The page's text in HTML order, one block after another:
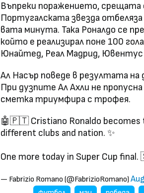
Въпреки поражението, срещата
Португалската звезда
вата минута. Така Роналдо се
който е реализирал поне 100
Юнайтед, Реал Мадрид, Ювентус
Ал Насър поведе в резултата на
При дузпите Ал Ахли не
сметка триумфира с трофея.
🤖🇵🇹 Cristiano Ronaldo becomes
different clubs and nation. ✨
One more today in Super Cup
— Fabrizio Romano (@FabrizioRomano)